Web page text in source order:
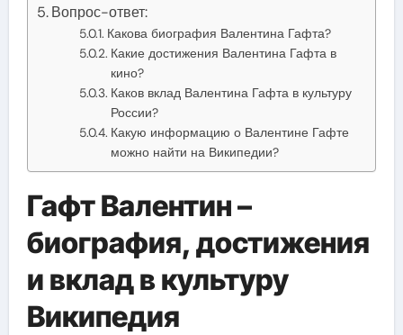
Вопрос-ответ:
Какова биография Валентина Гафта?
Какие достижения Валентина Гафта в
кино?
Каков вклад Валентина Гафта в культуру
России?
Какую информацию о Валентине Гафте
можно найти на Википедии?
Гафт Валентин –
биография, достижения
и вклад в культуру
Википедия